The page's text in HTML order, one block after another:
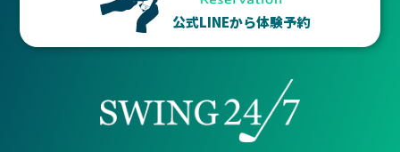
公式LINEから体験予約